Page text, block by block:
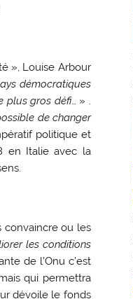
», Louise Arbour
démocratiques
plus gros défi… » .
de changer
politique et
en Italie avec la
convaincre ou les
les conditions
de l’Onu c’est
qui permettra
dévoile le fonds